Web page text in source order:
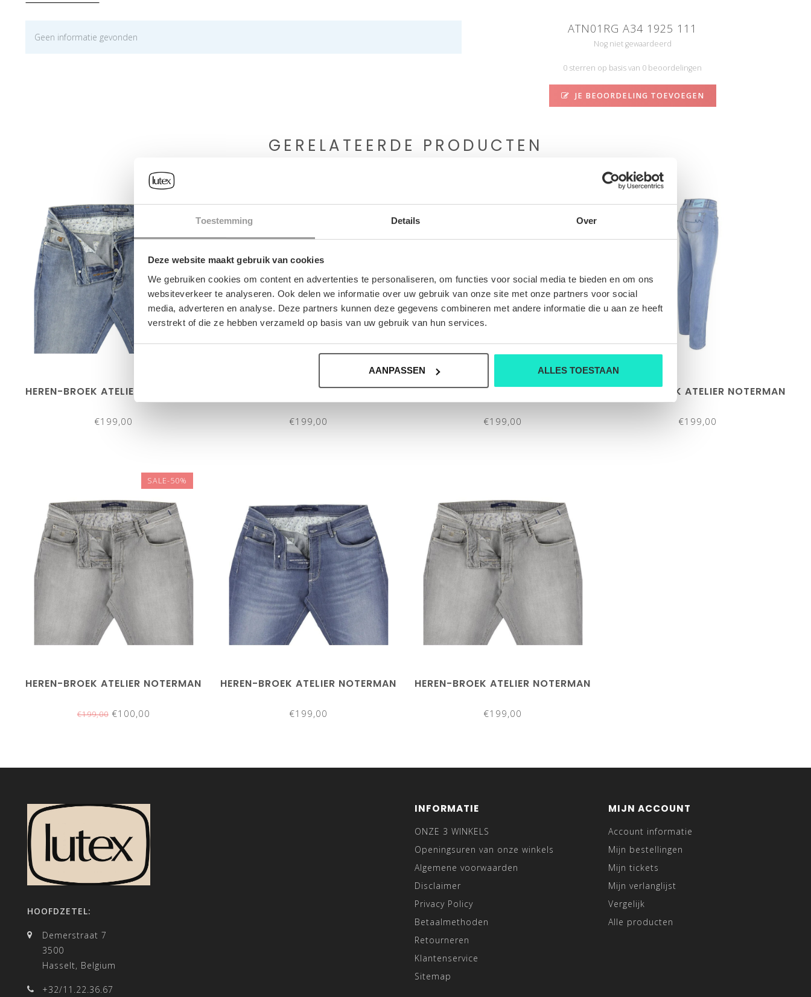
Toestemming Details Over
Deze website maakt gebruik van cookies
We gebruiken cookies om content en advertenties te personaliseren, om functies voor social media te bieden en om ons
websiteverkeer te analyseren. Ook delen we informatie over uw gebruik van onze site met onze partners voor social
media, adverteren en analyse. Deze partners kunnen deze gegevens combineren met andere informatie die u aan ze heeft
verstrekt of die ze hebben verzameld op basis van uw gebruik van hun services.
AANPASSEN ALLES TOESTAAN
Geen informatie gevonden
ATN01RG A34 1925 111
Nog niet gewaardeerd
0 sterren op basis van 0 beoordelingen
JE BEOORDELING TOEVOEGEN
GERELATEERDE PRODUCTEN
HEREN-BROEK ATELIER NOTERMAN
€199,00
HEREN-BROEK ATELIER NOTERMAN
€199,00
HEREN-BROEK ATELIER NOTERMAN
€199,00
HEREN-BROEK ATELIER NOTERMAN
€199,00
SALE-50%
HEREN-BROEK ATELIER NOTERMAN
€199,00€100,00
HEREN-BROEK ATELIER NOTERMAN
€199,00
HEREN-BROEK ATELIER NOTERMAN
€199,00
HOOFDZETEL:
Demerstraat 7
3500
Hasselt, Belgium
+32/11.22.36.67
INFORMATIE
ONZE 3 WINKELS
Openingsuren van onze winkels
Algemene voorwaarden
Disclaimer
Privacy Policy
Betaalmethoden
Retourneren
Klantenservice
Sitemap
MIJN ACCOUNT
Account informatie
Mijn bestellingen
Mijn tickets
Mijn verlanglijst
Vergelijk
Alle producten